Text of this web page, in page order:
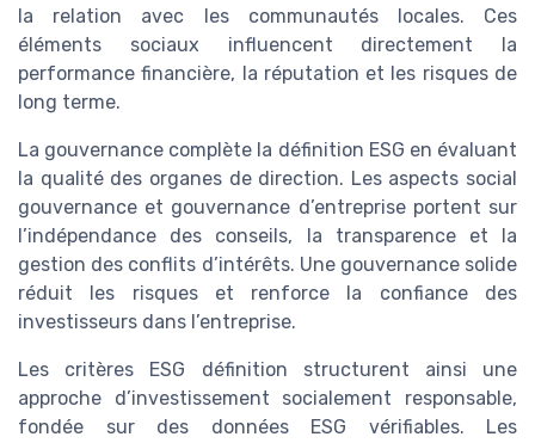
la relation avec les communautés locales. Ces
éléments sociaux influencent directement la
performance financière, la réputation et les risques de
long terme.
La gouvernance complète la définition ESG en évaluant
la qualité des organes de direction. Les aspects social
gouvernance et gouvernance d’entreprise portent sur
l’indépendance des conseils, la transparence et la
gestion des conflits d’intérêts. Une gouvernance solide
réduit les risques et renforce la confiance des
investisseurs dans l’entreprise.
Les critères ESG définition structurent ainsi une
approche d’investissement socialement responsable,
fondée sur des données ESG vérifiables. Les